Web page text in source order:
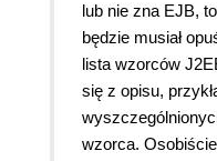
lub nie zna EJB,
będzie musiał
lista wzorców
się z opisu,
wzorca.